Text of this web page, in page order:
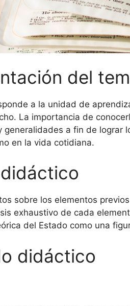
del
a la unidad de
La importancia de
generalidades a fin de lograr
en la vida cotidiana.
sobre los elementos
exhaustivo de cada
del Estado como una
didáctico